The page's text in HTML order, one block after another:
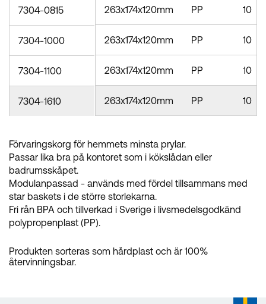
263x174x120mm PP 10
263x174x120mm PP 10
263x174x120mm PP 10
263x174x120mm PP 10
7304-0815
7304-1000
7304-1100
7304-1610
Förvaringskorg för hemmets minsta prylar.
Passar lika bra på kontoret som i kökslådan eller
badrumsskåpet.
Modulanpassad - används med fördel tillsammans med
star baskets i de större storlekarna.
Fri rån BPA och tillverkad i Sverige i livsmedelsgodkänd
polypropenplast (PP).
Produkten sorteras som hårdplast och är 100%
återvinningsbar.